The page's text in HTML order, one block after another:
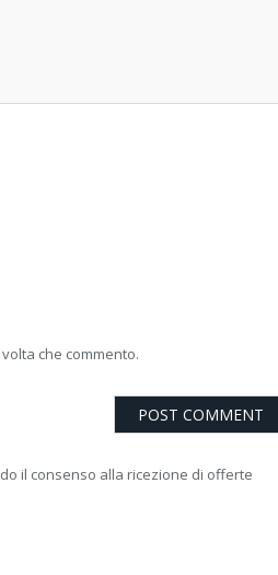
che commento.
il consenso alla ricezione di offerte